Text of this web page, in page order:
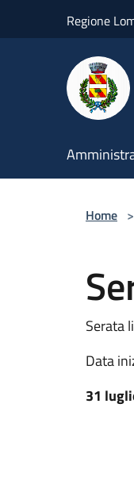
Regione
Home >
Serata
Data
31